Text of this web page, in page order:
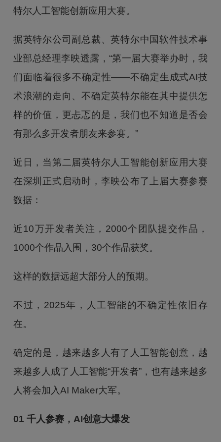
特尔人工智能创新应用大赛。
据英特尔公司副总裁、英特尔中国软件技术事
业部总经理李映透露，“第一届大赛举办时，我
们面临着很多不确定性——不确定生成式AI技
术浪潮的走向、不确定英特尔能在其中提供怎
样的价值，更忐忑的是，我们也不知道是否会
有那么多开发者朋友来参赛。”
近日，当第二届英特尔人工智能创新应用大赛
在深圳正式启动时，李映公布了上届大赛参赛
数据：
近10万开发者关注，2000个团队提交作品，
1000个作品入围，30个作品获奖。
这样的数据远超大部分人的预期。
不过，2025年，人工智能的不确定性依旧存
在。
确定的是，越来越多人有了人工智能创意，越
来越多人成了人工智能“开发者”，也有越来越多
人将会加入AI Maker大军。
01 千人参赛，AI创意大爆发